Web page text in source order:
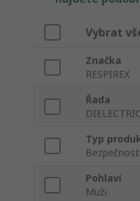
Vybrat
Značka
RESPIREX
Řada
Typ
Pohlaví
Muži